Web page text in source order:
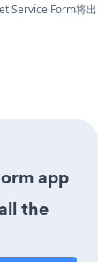
Service Form将出
app
the